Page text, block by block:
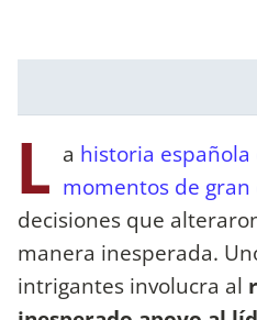
L a historia
momentos de
decisiones que
manera inesperada.
intrigantes involucra al